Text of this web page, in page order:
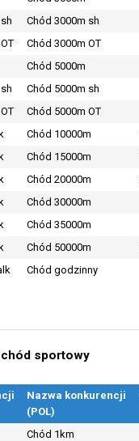
Chód 3000m sh
Chód 3000m OT
Chód 5000m
Chód 5000m sh
Chód 5000m OT
Chód 10000m
Chód 15000m
Chód 20000m
Chód 30000m
Chód 35000m
Chód 50000m
Chód godzinny
chód sportowy
Nazwa konkurencji
(POL)
Chód 1km